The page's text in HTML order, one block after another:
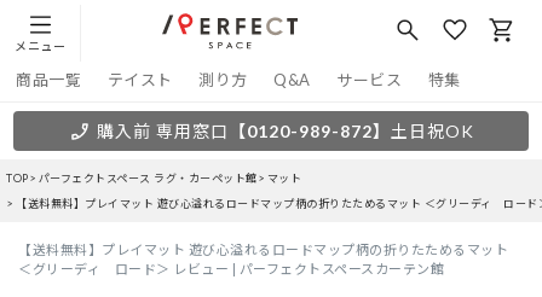
メニュー
商品一覧 テイスト 測り方 Q&A サービス 特集
購入前 専用窓口 【0120-989-872】 土日祝OK
TOP パーフェクトスペース ラグ・カーペット館
マット
【送料無料】プレイマット 遊び心溢れるロードマップ柄の折りたためるマット ＜グリーディ ロード
【送料無料】プレイマット 遊び心溢れるロードマップ柄の折りたためるマット
＜グリーディ ロード＞ レビュー | パーフェクトスペースカーテン館